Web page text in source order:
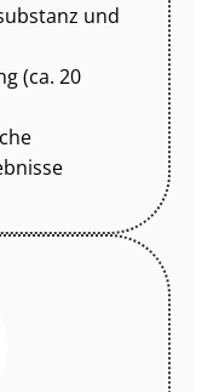
und
(ca. 20